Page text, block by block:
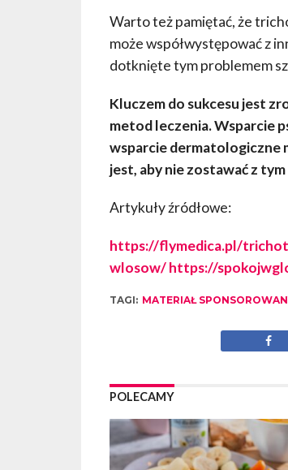
Warto też pamiętać, że
może współwystępować z
dotknięte tym problemem
Kluczem do sukcesu jest
metod leczenia. Wsparcie
wsparcie dermatologiczne
jest, aby nie zostawać z
Artykuły źródłowe:
https://flymedica.pl/
wlosow/ https://
TAGI: MATERIAŁ
POLECAMY